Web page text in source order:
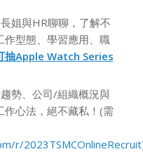
姐與HR聊聊，了解不
作型態、學習應用、職
抽Apple Watch Series
勢、公司/組織概況與
心法，絕不藏私！(需
r/2023TSMCOnlineRecruit